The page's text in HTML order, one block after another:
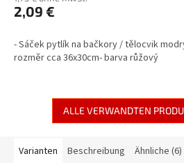
2,09 €
- Sáček pytlík na bačkory / tělocvik
rozměr cca 36x30cm- barva růžový
ALLE VERWANDTEN
Varianten Beschreibung Ähnliche (6)